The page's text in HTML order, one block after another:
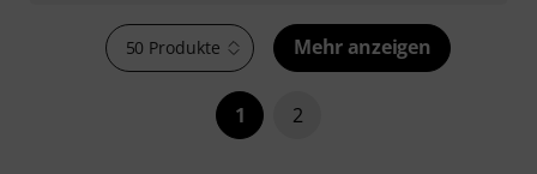
50 Produkte Mehr anzeigen
1 2